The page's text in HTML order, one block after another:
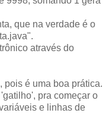
que na verdade é o
através do
pois é uma boa prática.
pra começar o
e linhas de